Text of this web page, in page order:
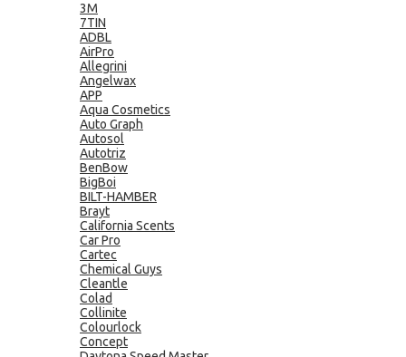
3M
7TIN
ADBL
AirPro
Allegrini
Angelwax
APP
Aqua Cosmetics
Auto Graph
Autosol
Autotriz
BenBow
BigBoi
BILT-HAMBER
Brayt
California Scents
Car Pro
Cartec
Chemical Guys
Cleantle
Colad
Collinite
Colourlock
Concept